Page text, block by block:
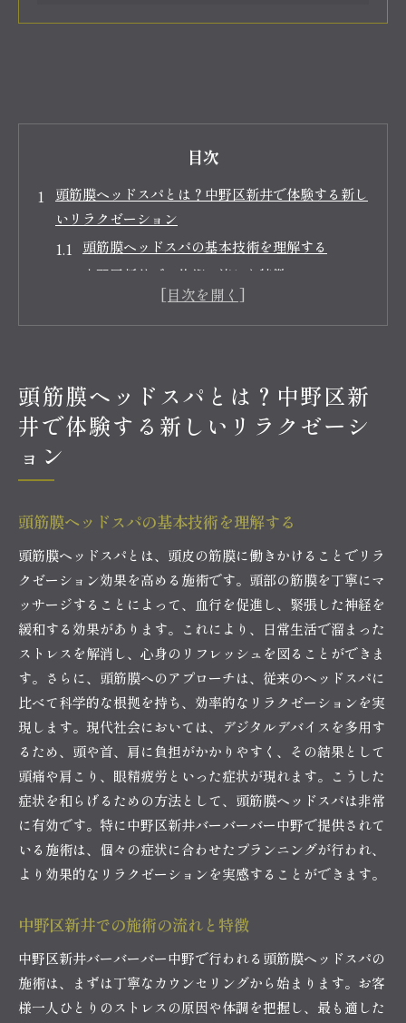
目次
頭筋膜ヘッドスパとは？中野区新井で体験する新し
いリラクゼーション
頭筋膜ヘッドスパの基本技術を理解する
中野区新井での施術の流れと特徴
施術により期待できるリラックス効果
頭皮環境の改善とその重要性
成功例と顧客の声
初めての方が気をつけるべきポイント
中野区新井バーバーバー中野で注目の頭筋膜ヘッド
スパその効果に迫る
血行促進のメカニズム
美肌効果を実感する方法
疲労回復への影響を分析する
精神的リラックスと集中力の向上
施術後の変化を実感できる時間
頭筋膜ヘッドスパで頭皮リフレッシュ中野区新井で
の体験談
実際の体験者の声を聞く
施術前後の変化を比較する
施術がもたらすメンタル面の変化
中野区新井バーバーバー中野の専門店のこだわ
り
持続効果とその評価
体験者によるおすすめの活用法
ーバーバー中野の特別な場所
施術空間の心地よさを紹介
中野区新井で特別なひとときを過ごす
心身のリセットを図る理由
頭筋膜ヘッドスパとは？中野区新
井で体験する新しいリラクゼーシ
ョン
頭筋膜ヘッドスパの基本技術を理解する
頭筋膜ヘッドスパとは、頭皮の筋膜に働きかけることでリラ
クゼーション効果を高める施術です。頭部の筋膜を丁寧にマ
ッサージすることによって、血行を促進し、緊張した神経を
緩和する効果があります。これにより、日常生活で溜まった
ストレスを解消し、心身のリフレッシュを図ることができま
す。さらに、頭筋膜へのアプローチは、従来のヘッドスパに
比べて科学的な根拠を持ち、効率的なリラクゼーションを実
現します。現代社会においては、デジタルデバイスを多用す
るため、頭や首、肩に負担がかかりやすく、その結果として
頭痛や肩こり、眼精疲労といった症状が現れます。こうした
症状を和らげるための方法として、頭筋膜ヘッドスパは非常
に有効です。特に中野区新井バーバーバー中野で提供されて
いる施術は、個々の症状に合わせたプランニングが行われ、
より効果的なリラクゼーションを実感することができます。
中野区新井での施術の流れと特徴
中野区新井バーバーバー中野で行われる頭筋膜ヘッドスパの
施術は、まずは丁寧なカウンセリングから始まります。お客
様一人ひとりのストレスの原因や体調を把握し、最も適した